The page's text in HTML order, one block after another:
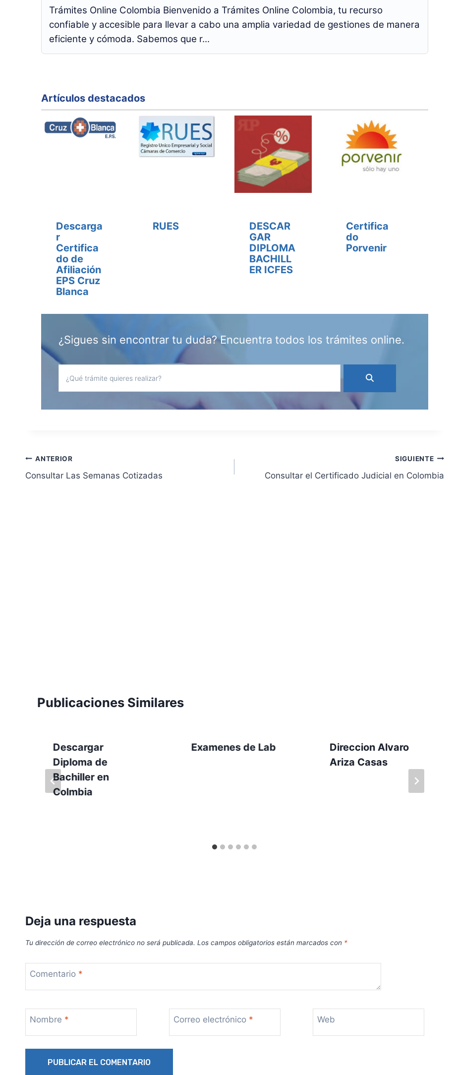
Trámites Online Colombia Bienvenido a Trámites Online Colombia, tu recurso
confiable y accesible para llevar a cabo una amplia variedad de gestiones de manera
eficiente y cómoda. Sabemos que r...
Artículos destacados
Descarga
r
Certifica
do de
Afiliación
EPS Cruz
Blanca
RUES
DESCAR
GAR
DIPLOMA
BACHILL
ER ICFES
Certifica
do
Porvenir
¿Sigues sin encontrar tu duda? Encuentra todos los trámites online.
Navegación
de
ANTERIOR
Consultar Las Semanas Cotizadas
SIGUIENTE
Consultar el Certificado Judicial en Colombia
Publicaciones Similares
Descargar
Diploma de
Bachiller en
Colmbia
Examenes de Lab
Direccion Alvaro
Ariza Casas
Deja una respuesta
Tu dirección de correo electrónico no será publicada. Los campos obligatorios están marcados con *
Comentario *
Nombre * Correo electrónico * Web